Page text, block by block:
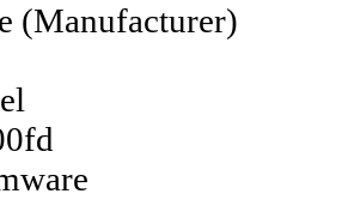
(Manufacturer)